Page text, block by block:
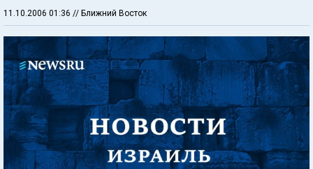
11.10.2006 01:36 // Ближний Восток